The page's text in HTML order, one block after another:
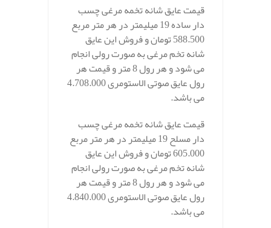
قیمت عایق شانه تخمه مرغی چسب
دار ساده 19 میلیمتر در هر متر مربع
588.500 تومان و فروش این عایق
شانه تخم مرغی به صورت رولی انجام
می شود و هر رول 8 متر و قیمت هر
رول عایق صوتی الاستومری 4.708.000
می باشد.
قیمت عایق شانه تخمه مرغی چسب
دار مسلح 19 میلیمتر در هر متر مربع
605.000 تومان و فروش این عایق
شانه تخم مرغی به صورت رولی انجام
می شود و هر رول 8 متر و قیمت هر
رول عایق صوتی الاستومری 4.840.000
می باشد.